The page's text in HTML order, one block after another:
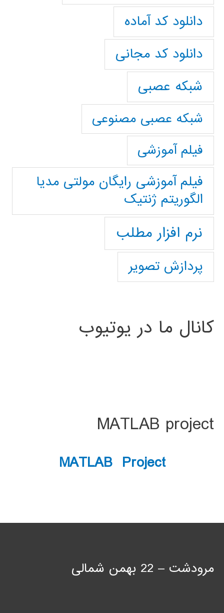
دانلود کد آماده
دانلود کد مجانی
شبکه عصبی
شبکه عصبی مصنوعی
فیلم آموزشی
فیلم آموزشی رایگان مولتی مدیا
الگوریتم ژنتیک
نرم افزار مطلب
پردازش تصویر
کانال ما در یوتیوب
MATLAB project
MATLAB Project
مرودشت – 22 بهمن شمالی